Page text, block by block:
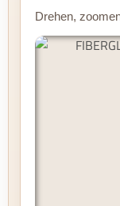
Drehen,